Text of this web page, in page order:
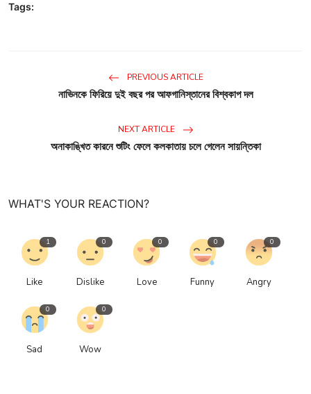
Tags:
PREVIOUS ARTICLE
নাভিনকে ফিরিয়ে দুই বছর পর আফগানিস্তানের বিশ্বকাপ দল
NEXT ARTICLE
অনাকাঙ্খিত কারনে শুটিং ফেলে কলকাতায় চলে গেলেন সায়ন্তিকা
WHAT'S YOUR REACTION?
1
Like
0
Dislike
0
Love
0
Funny
0
Angry
0
Sad
0
Wow